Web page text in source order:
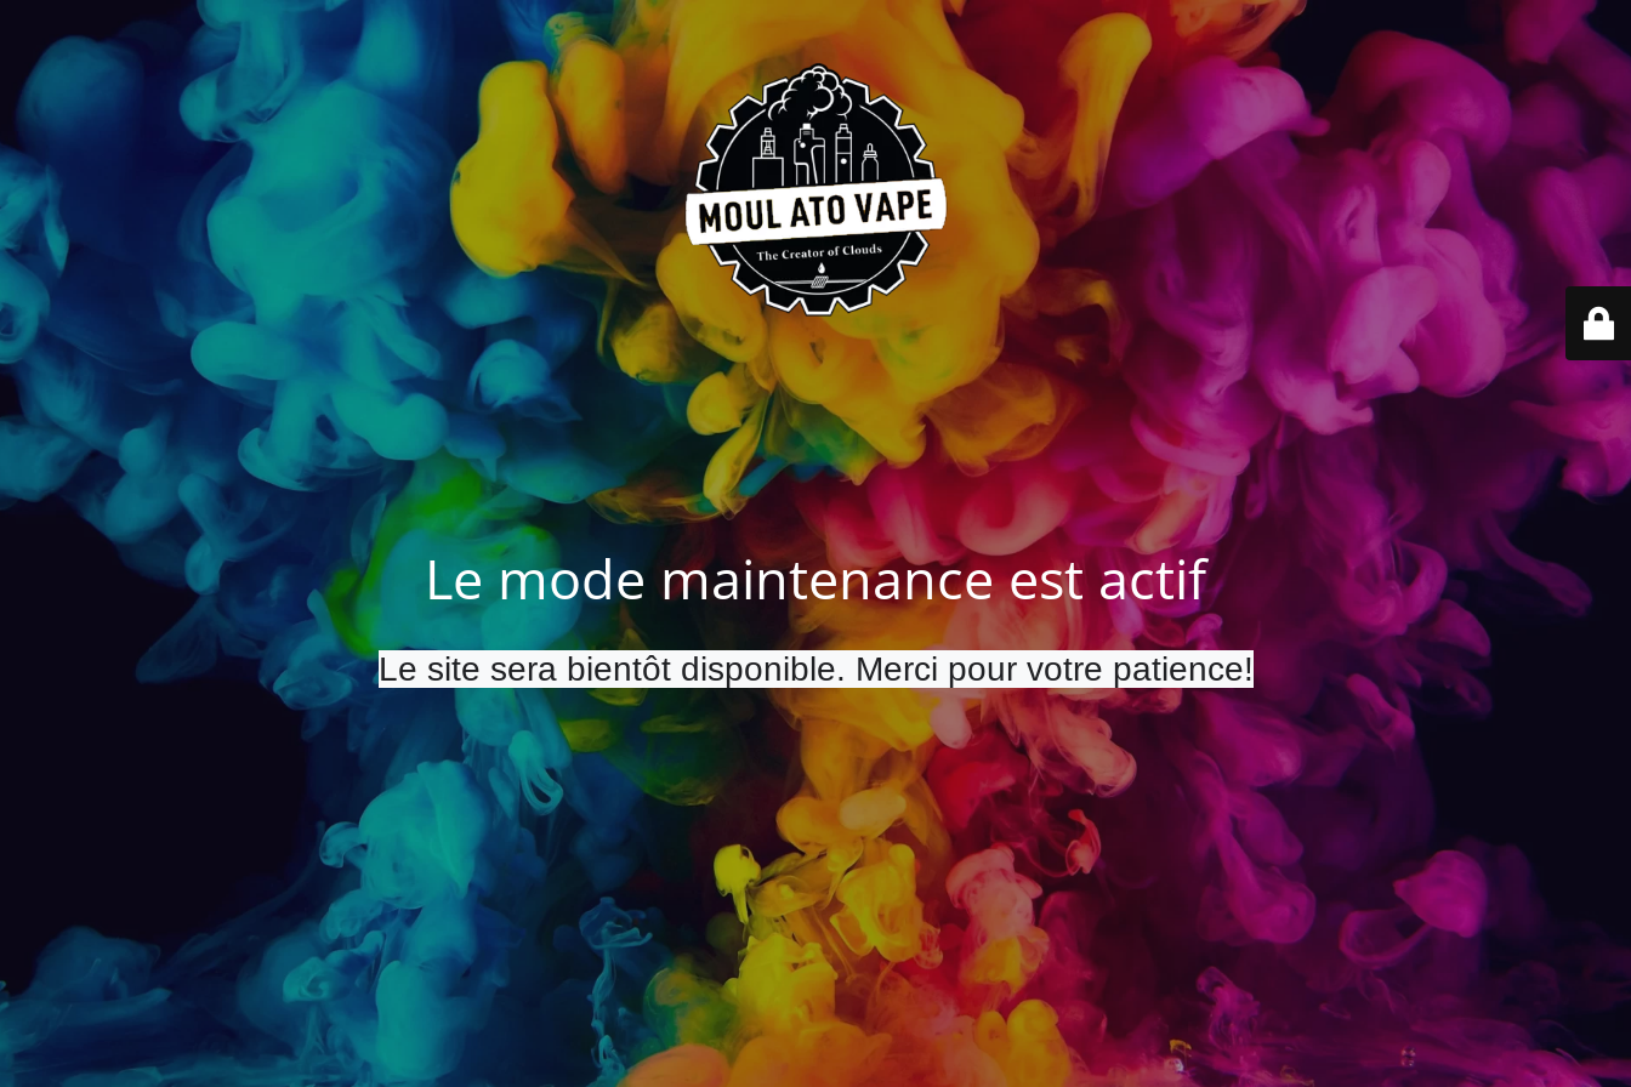
Le mode maintenance est actif
Le site sera bientôt disponible. Merci pour votre patience!